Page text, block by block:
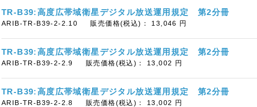
TR-B39:高度広帯域衛星デジタル放送運用規定 第2分冊
ARIB-TR-B39-2-2.10 販売価格(税込)： 13,046 円
TR-B39:高度広帯域衛星デジタル放送運用規定 第2分冊
ARIB-TR-B39-2-2.9 販売価格(税込)： 13,002 円
TR-B39:高度広帯域衛星デジタル放送運用規定 第2分冊
ARIB-TR-B39-2-2.8 販売価格(税込)： 13,002 円